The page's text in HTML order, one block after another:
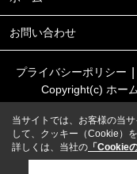
お問い合わせ
プライバシーポリシー
Copyright(c) ホー
当サイトでは、お客様の当
して、クッキー（Cookie）
詳しくは、当社の 「Cookie